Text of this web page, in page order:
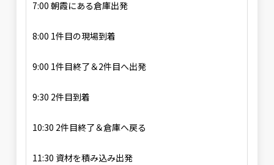
7:00 朝霞にある倉庫出発
8:00 1件目の現場到着
9:00 1件目終了＆2件目へ出発
9:30 2件目到着
10:30 2件目終了＆倉庫へ戻る
11:30 資材を積み込み出発